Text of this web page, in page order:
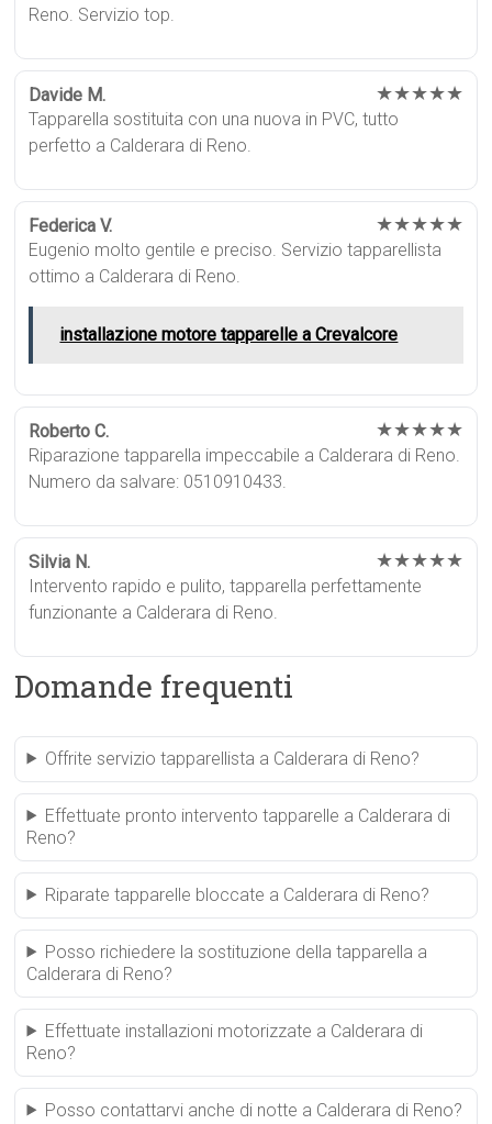
Reno. Servizio top.
Davide M. ★★★★★
Tapparella sostituita con una nuova in PVC, tutto
perfetto a Calderara di Reno.
Federica V. ★★★★★
Eugenio molto gentile e preciso. Servizio tapparellista
ottimo a Calderara di Reno.
installazione motore tapparelle a Crevalcore
Roberto C. ★★★★★
Riparazione tapparella impeccabile a Calderara di Reno.
Numero da salvare: 0510910433.
Silvia N. ★★★★★
Intervento rapido e pulito, tapparella perfettamente
funzionante a Calderara di Reno.
Domande frequenti
Offrite servizio tapparellista a Calderara di Reno?
Effettuate pronto intervento tapparelle a Calderara di
Reno?
Riparate tapparelle bloccate a Calderara di Reno?
Posso richiedere la sostituzione della tapparella a
Calderara di Reno?
Effettuate installazioni motorizzate a Calderara di
Reno?
Posso contattarvi anche di notte a Calderara di Reno?